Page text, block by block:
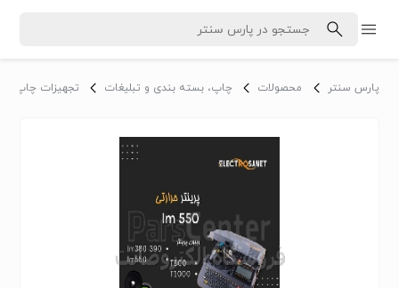
پارس سنتر محصولات چاپ، بسته بندی و تبلیغات تجهیزات چاپ